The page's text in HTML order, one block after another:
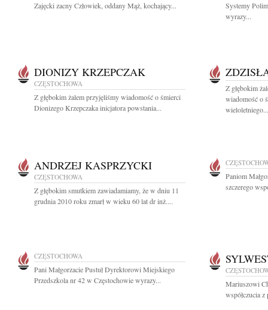
Zajęcki zacny Człowiek, oddany Mąż, kochający...
Systemy
wyrazy...
DIONIZY KRZEPCZAK
CZĘSTOCHOWA
Z głębokim żalem przyjęliśmy wiadomość o śmierci
Dionizego Krzepczaka inicjatora powstania...
Z głębokim
wiadomość o
wieloletniego...
ANDRZEJ KASPRZYCKI
CZĘSTOCHOWA
Z głębokim smutkiem zawiadamiamy, że w dniu 11
grudnia 2010 roku zmarł w wieku 60 lat dr inż....
Paniom
szczerego
CZĘSTOCHOWA
Pani Małgorzacie Pustuł Dyrektorowi Miejskiego
Przedszkola nr 42 w Częstochowie wyrazy...
Mariuszowi
współczucia